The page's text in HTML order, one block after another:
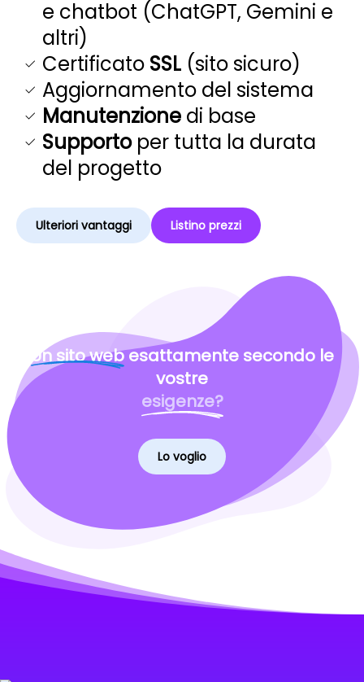
e chatbot (ChatGPT, Gemini e
altri)
Certificato SSL (sito sicuro)
Aggiornamento del sistema
Manutenzione di base
Supportoper tutta la durata
del progetto
Ulteriori vantaggi Listino prezzi
Un sito webesattamente secondo le
vostre
esigenze?
Lo voglio